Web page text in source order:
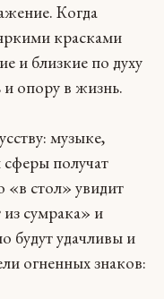
Когда
красками
и близкие по духу
опору в жизнь.
музыке,
сферы получат
«в стол» увидит
сумрака» и
будут удачливы и
огненных знаков: